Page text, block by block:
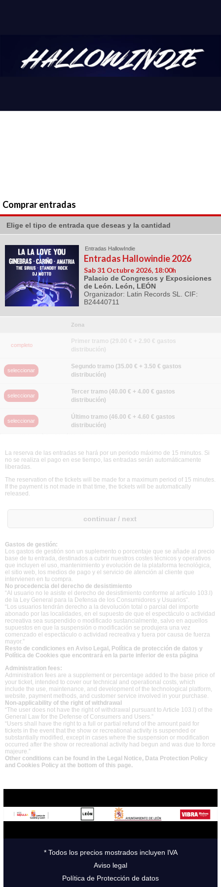
Comprar entradas
Elige el tipo de entrada que deseas y la cantidad
Entradas HallowIndie
Entradas Hallowindie 2026
Sab 31 Octubre 2026, 18:00h
Palacio de Congresos y Exposiciones
de León. León, LEÓN
Organizador: Latin Records SL. CIF:
B24440711
Zona
completo
Primer tramo (29.00 € + 2.90 € gastos
distribución)
seleccionar
Segundo tramo (35.00 € + 3.50 € gastos
distribución)
seleccionar
Tercer tramo (40.00 € + 4.00 € gastos
distribución)
seleccionar
Último tramo (46.00 € + 4.60 € gastos
distribución)
La reserva de las entradas se hará por un periodo máximo de 15 minutos. Si
no se realiza el pago en ese tiempo, las entradas serán automáticamente
liberadas.
The reservation of the tickets will be made for a maximum period of 15 minutes.
If the payment is not made in that time, the tickets will be automatically
released.
Gastos de gestión:
Los gastos de gestión son un suplemento o porcentaje que se añade al precio
base de tu entrada, destinados a cubrir nuestros costes técnicos y operativos
que incluyen el uso, mantenimiento y evolución de la plataforma tecnológica,
el sitio web, los medios de pago y el servicio de atención al cliente que
intervienen en tu compra.
No procedencia del derecho de desistimiento
“Al usuario no le asiste el derecho de desistimiento conforme al artículo 103.l)
de la Ley General para la Defensa de los Consumidores y Usuarios”.
“Los usuarios tendrán derecho a la devolución total o parcial del importe
abonado por las localidades, en el supuesto de que el espectáculo o actividad
recreativa sea suspendido o modificado sustancialmente, salvo en aquellos
supuestos en que la suspensión o modificación se produjera una vez
comenzado el espectáculo o actividad recreativa y fuera por causa de fuerza
mayor.”
Resto de condiciones en Aviso Legal, Política de protección de datos y
Política de Cookies que encontrará en la parte inferior de esta página
Administration fees:
Administration fees are a supplement or percentage added to the base price of
your ticket, intended to cover our technical and operational costs, which
include the use, maintenance, and development of the technological platform,
website, payment methods, and customer service involved in your purchase.
Non-applicability of the right of withdrawal
“The user does not have the right of withdrawal pursuant to Article 103.l) of the
General Law for the Defense of Consumers and Users.”
“Users shall have the right to a full or partial refund of the amount paid for
tickets in the event that the show or recreational activity is suspended or
substantially modified, except in cases where the suspension or modification
occurred after the show or recreational activity had begun and was due to force
majeure.”
Other conditions can be found in the Legal Notice, Data Protection Policy
and Cookies Policy at the bottom of this page.
* Todos los precios mostrados incluyen IVA
Aviso legal
Política de Protección de datos